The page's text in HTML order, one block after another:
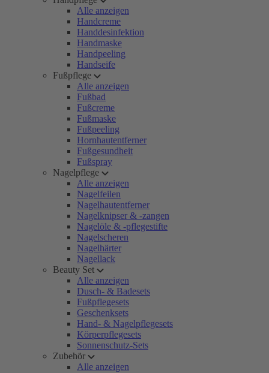
Alle anzeigen
Handcreme
Handdesinfektion
Handmaske
Handpeeling
Handseife
Fußpflege
Alle anzeigen
Fußbad
Fußcreme
Fußmaske
Fußpeeling
Hornhautentferner
Fußgesundheit
Fußspray
Nagelpflege
Alle anzeigen
Nagelfeilen
Nagelhautentferner
Nagelknipser & -zangen
Nagelöle & -pflegestifte
Nagelscheren
Nagelhärter
Nagellack
Beauty Set
Alle anzeigen
Dusch- & Badesets
Fußpflegesets
Geschenksets
Hand- & Nagelpflegesets
Körperpflegesets
Sonnenschutz-Sets
Zubehör
Alle anzeigen